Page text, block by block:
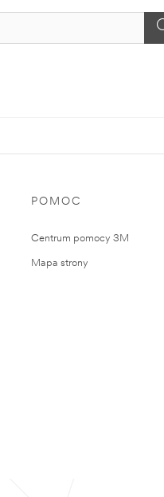
POMOC
Centrum pomocy 3M
Mapa strony